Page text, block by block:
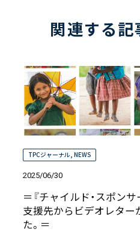
関連する記
TPCジャーナル, NEWS
2025/06/30
＝『チャイルド・スポンサ
支援先からビデオレター
た。＝